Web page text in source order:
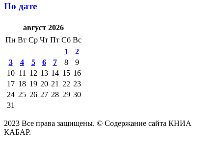
По дате
август 2026
Пн Вт Ср Чт Пт Сб Вс
1
2
3
4 5 6 7 8
9
10 11 12 13 14 15 16
17 18 19 20 21 22 23
24 25 26 27 28 29 30
31
2023 Все права защищены. © Содержание сайта КНИА
КАБАР.